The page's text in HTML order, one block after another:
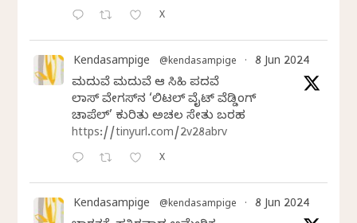
X
Kendasampige @kendasampige · 8 Jun 2024
ಮದುವೆ ಮದುವೆ ಆ ಸಿಹಿ ಪದವೆ
ಲಾಸ್‌ ವೇಗಸ್‌ನ ‘ಲಿಟಲ್ ವೈಟ್ ವೆಡ್ಡಿಂಗ್
ಚಾಪೆಲ್’ ಕುರಿತು ಅಚಲ ಸೇತು ಬರಹ
https://tinyurl.com/2v28abrv
X
Kendasampige @kendasampige · 8 Jun 2024